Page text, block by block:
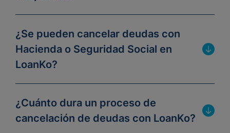
¿Se pueden cancelar deudas con
Hacienda o Seguridad Social en
LoanKo?
¿Cuánto dura un proceso de
cancelación de deudas con LoanKo?